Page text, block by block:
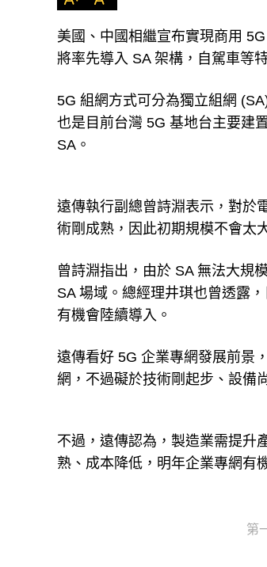
美國、中國相繼宣布實現商用
將率先導入 SA 架構，自駕車等
5G 組網方式可分為獨立組網
也是目前台灣 5G 基地台主要建
SA。
遠傳執行副總曾詩淵表示，對於
術剛成熟，因此初期規模不會太
曾詩淵指出，由於 SA 無法大規
SA 場域。總經理井琪也曾透露
有機會陸續導入。
遠傳看好 5G 企業專網發展前景
網，不過礙於技術剛起步、設備
不過，遠傳認為，製造業需提升
熟、成本降低，明年企業專網有
第